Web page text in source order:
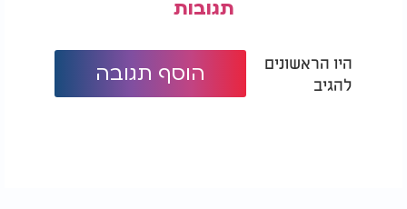
תגובות
היו הראשונים
להגיב
הוסף תגובה